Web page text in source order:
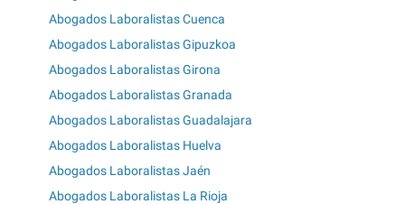
Abogados Laboralistas Cuenca
Abogados Laboralistas Gipuzkoa
Abogados Laboralistas Girona
Abogados Laboralistas Granada
Abogados Laboralistas Guadalajara
Abogados Laboralistas Huelva
Abogados Laboralistas Jaén
Abogados Laboralistas La Rioja